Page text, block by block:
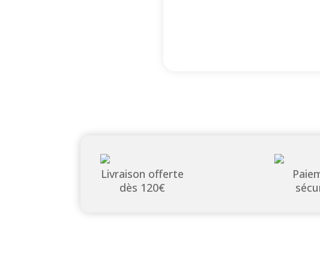
Livraison offerte
dès 120€